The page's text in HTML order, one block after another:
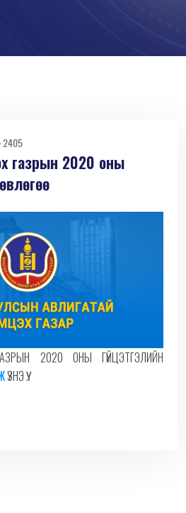
2405
газрын 2020 оны
2020 ОНЫ ГҮЙЦЭТГЭЛИЙН
ҮЗНЭ ҮҮ.